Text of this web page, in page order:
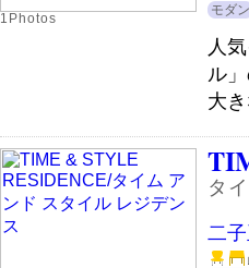
1Photos
モダン
人
ル
大
タ
二